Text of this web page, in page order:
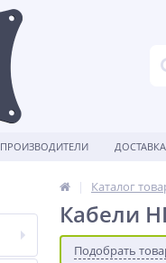
ПРОИЗВОДИТЕЛИ ДОСТАВКА
Каталог
Кабели
Подобрать